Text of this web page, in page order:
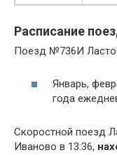
Расписание
Поезд №736И
Январь,
года
Скоростной поезд
Иваново в 13:36,